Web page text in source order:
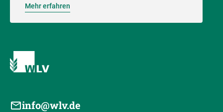
Mehr erfahren
info@wlv.de